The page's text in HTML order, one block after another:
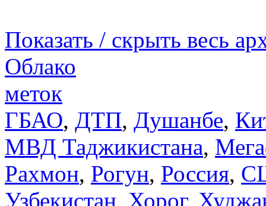
Показать / скрыть весь
Облако
меток
ГБАО, ДТП, Душанбе,
МВД Таджикистана,
Рахмон, Рогун, Россия,
Узбекистан, Хорог,